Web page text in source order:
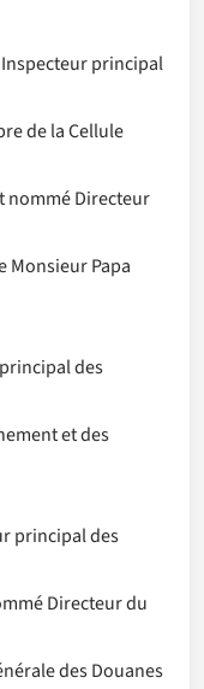
principal
de la Cellule
nommé Directeur
Monsieur Papa
des
et des
principal des
Directeur du
des Douanes